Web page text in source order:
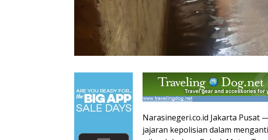
Narasinegeri.co.id Jakarta Pusat
jajaran kepolisian dalam